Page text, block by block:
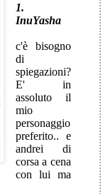
1.
InuYasha
c'è bisogno
di
spiegazioni?
E' in
assoluto il
mio
personaggio
preferito.. e
andrei di
corsa a cena
con lui ma